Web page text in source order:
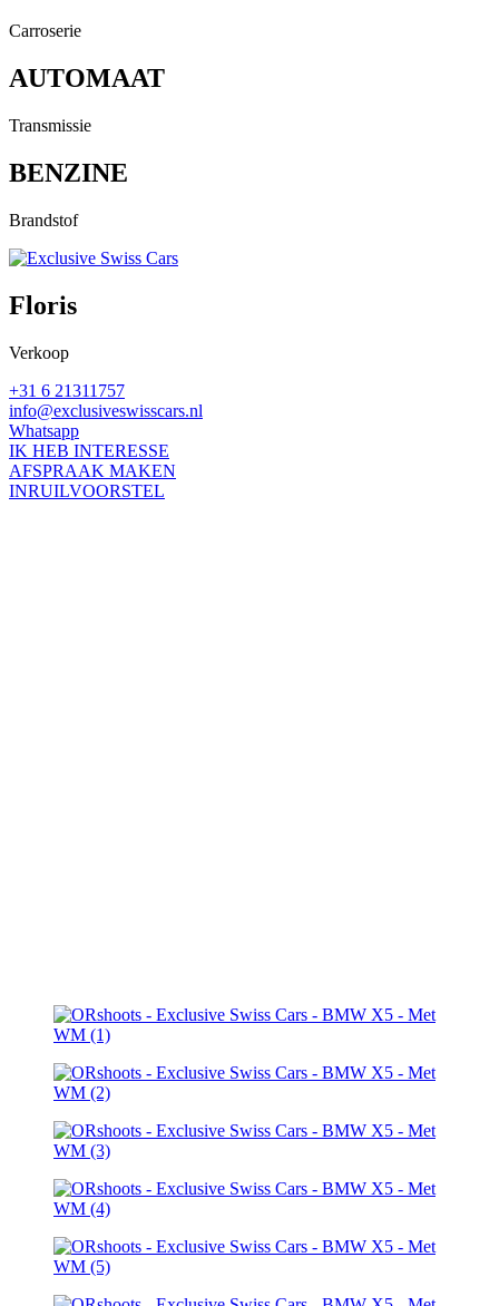
Carroserie
AUTOMAAT
Transmissie
BENZINE
Brandstof
Floris
Verkoop
+31 6 21311757
info@exclusiveswisscars.nl
Whatsapp
IK HEB INTERESSE
AFSPRAAK MAKEN
INRUILVOORSTEL